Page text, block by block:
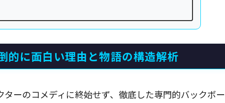
的に面白い理由と物語の構造解析
ターのコメディに終始せず、徹底した専門的バックボー